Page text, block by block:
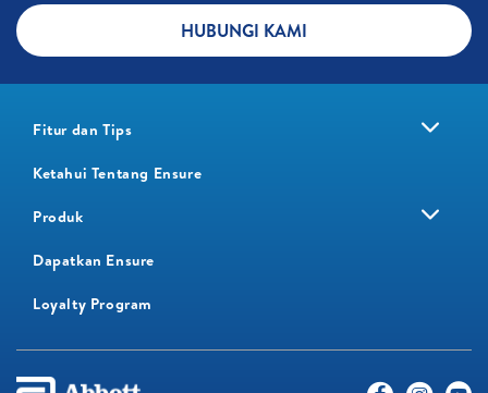
HUBUNGI KAMI
Fitur dan Tips
Ketahui Tentang Ensure
Produk
Dapatkan Ensure
Loyalty Program​